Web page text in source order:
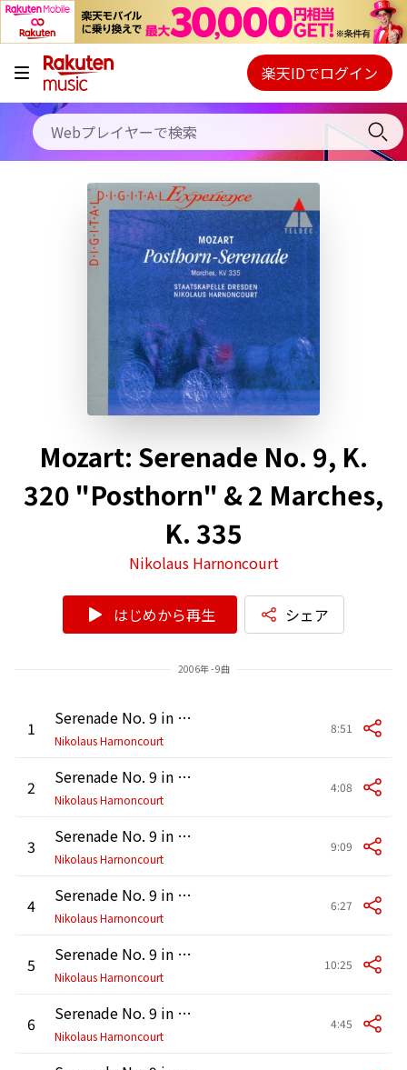
キャンペーン
料金プラン
使い方
初回30日間無料お試し
Webプレイヤー
ご契約内容の確認・変更
楽天IDでログイン
Mozart: Serenade No. 9, K.
320 "Posthorn" & 2 Marches,
K. 335
Nikolaus Harnoncourt
はじめから再生 シェア
2006年 - 9曲
1 Serenade No. 9 in D Major, K. 320 "Posthorn": I. Adagio maestoso - Allegro con spirito
Nikolaus Harnoncourt
8:51
2 Serenade No. 9 in D Major, K. 320 "Posthorn": II. Menuetto. Allegretto
Nikolaus Harnoncourt
4:08
3 Serenade No. 9 in D Major, K. 320 "Posthorn": III. Concertante. Andante grazioso
Nikolaus Harnoncourt
9:09
4 Serenade No. 9 in D Major, K. 320 "Posthorn": IV. Rondeau. Allegro ma non troppo
Nikolaus Harnoncourt
6:27
5 Serenade No. 9 in D Major, K. 320 "Posthorn": V. Andantino
Nikolaus Harnoncourt
10:25
6 Serenade No. 9 in D Major, K. 320 "Posthorn": VI. Menuetto
Nikolaus Harnoncourt
4:45